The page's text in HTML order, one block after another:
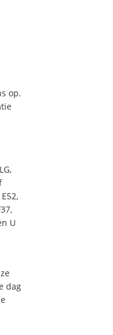
op.
U
dag